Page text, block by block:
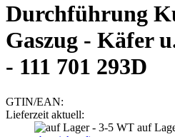
Durchführung
Gaszug - Käfer
- 111 701 293D
GTIN/EAN:
Lieferzeit aktuell:
auf